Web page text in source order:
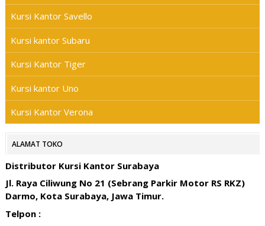
Kursi Kantor Savello
Kursi kantor Subaru
Kursi Kantor Tiger
Kursi kantor Uno
Kursi Kantor Verona
ALAMAT TOKO
Distributor Kursi Kantor Surabaya
Jl. Raya Ciliwung No 21 (Sebrang Parkir Motor RS RKZ)
Darmo, Kota Surabaya, Jawa Timur.
Telpon :